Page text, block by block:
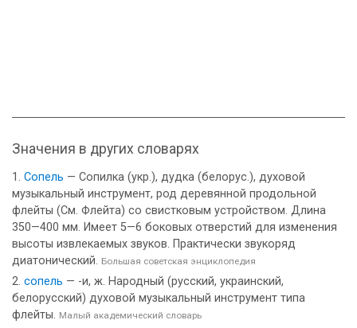
Значения в других словарях
Сопель — Сопилка (укр.), дудка (белорус.), духовой
музыкальный инструмент, род деревянной продольной
флейты (См. Флейта) со свистковым устройством. Длина
350—400 мм. Имеет 5—6 боковых отверстий для изменения
высоты извлекаемых звуков. Практически звукоряд
диатонический. Большая советская энциклопедия
сопель — -и, ж. Народный (русский, украинский,
белорусский) духовой музыкальный инструмент типа
флейты. Малый академический словарь